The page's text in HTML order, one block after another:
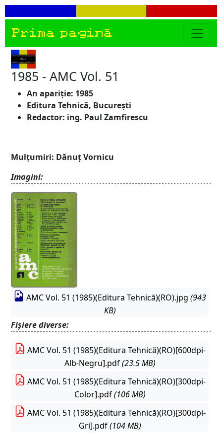
Prima pagină
1985 - AMC Vol. 51
An apariție: 1985
Editura Tehnică, București
Redactor: ing. Paul Zamfirescu
Mulțumiri: Dănuț Vornicu
Imagini:
AMC Vol. 51 (1985)(Editura Tehnică)(RO).jpg (943
KB)
Fișiere diverse:
AMC Vol. 51 (1985)(Editura Tehnică)(RO)[600dpi-
Alb-Negru].pdf(23.5 MB)
AMC Vol. 51 (1985)(Editura Tehnică)(RO)[300dpi-
Color].pdf(106 MB)
AMC Vol. 51 (1985)(Editura Tehnică)(RO)[300dpi-
Gri].pdf(104 MB)